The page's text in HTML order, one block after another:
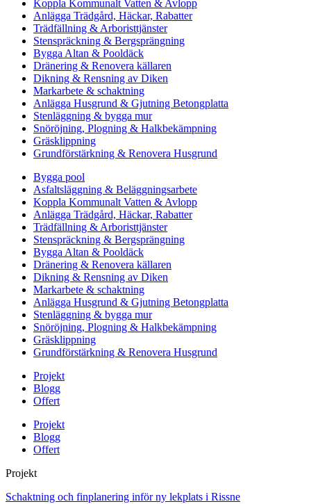
Koppla Kommunalt Vatten & Avlopp
Anlägga Trädgård, Häckar, Rabatter
Trädfällning & Arboristtjänster
Stenspräckning & Bergsprängning
Bygga Altan & Pooldäck
Dränering & Renovera källaren
Dikning & Rensning av Diken
Markarbete & schaktning
Anlägga Husgrund & Gjutning Betongplatta
Stenläggning & bygga mur
Snöröjning, Plogning & Halkbekämpning
Gräsklippning
Grundförstärkning & Renovera Husgrund
Bygga pool
Asfaltsläggning & Beläggningsarbete
Koppla Kommunalt Vatten & Avlopp
Anlägga Trädgård, Häckar, Rabatter
Trädfällning & Arboristtjänster
Stenspräckning & Bergsprängning
Bygga Altan & Pooldäck
Dränering & Renovera källaren
Dikning & Rensning av Diken
Markarbete & schaktning
Anlägga Husgrund & Gjutning Betongplatta
Stenläggning & bygga mur
Snöröjning, Plogning & Halkbekämpning
Gräsklippning
Grundförstärkning & Renovera Husgrund
Projekt
Blogg
Offert
Projekt
Blogg
Offert
Projekt
Schaktning och finplanering inför ny lekplats i Rissne